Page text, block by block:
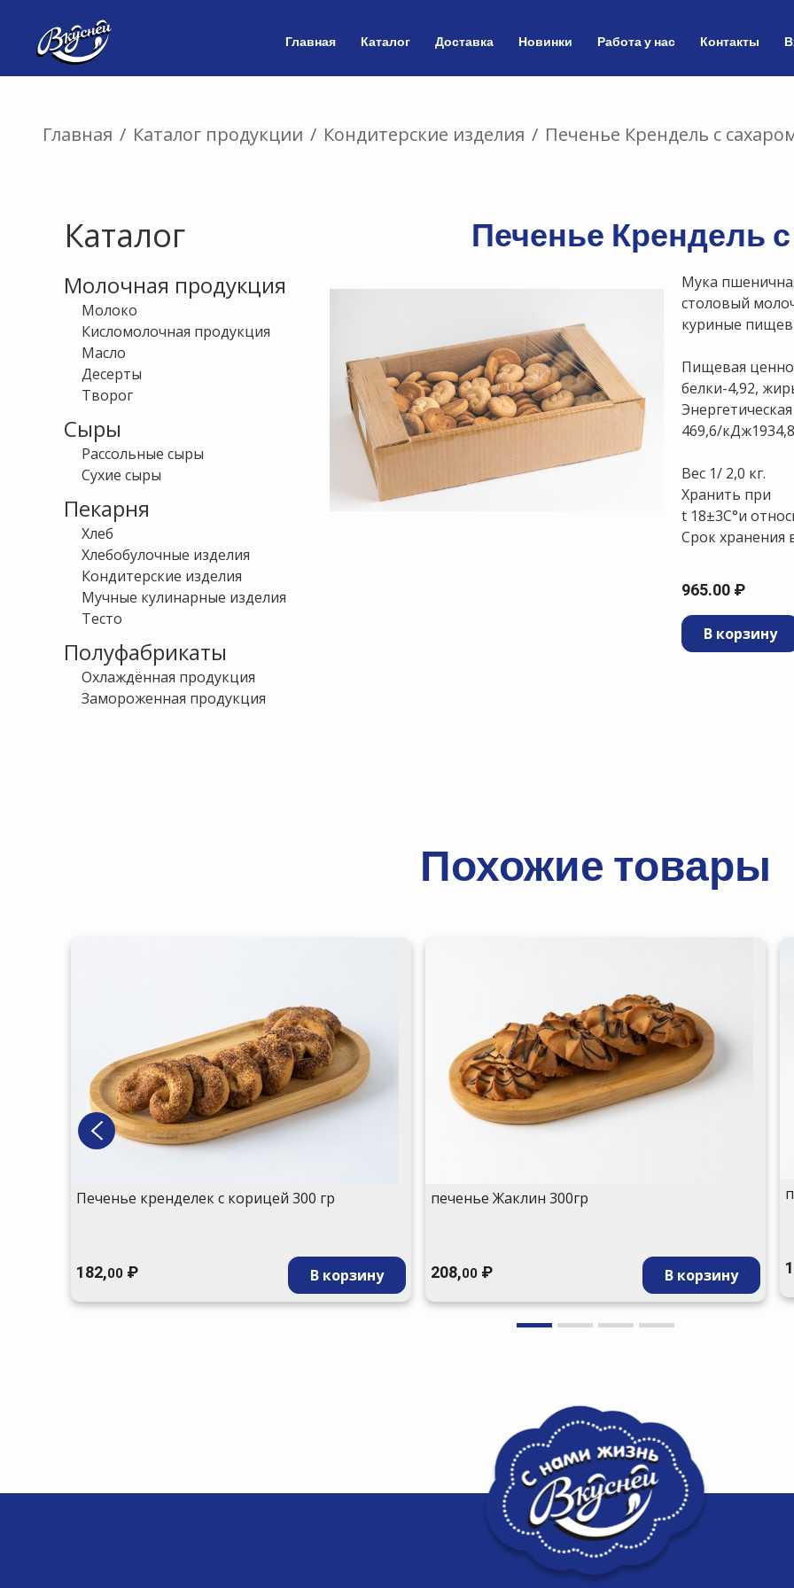
Главная Каталог Доставка Новинки Работа у нас Контакты
Главная / Каталог продукции / Кондитерские изделия / Печенье Крендель с
Каталог
Молочная продукция
Молоко
Кисломолочная продукция
Масло
Десерты
Творог
Сыры
Рассольные сыры
Сухие сыры
Пекарня
Хлеб
Хлебобулочные изделия
Кондитерские изделия
Мучные кулинарные изделия
Тесто
Полуфабрикаты
Охлаждённая продукция
Замороженная продукция
Печенье Крендель
Мука
столовый
куриные
Пищевая
белки-4,92,
469,6/кДж1934,8
Вес 1/ 2,0 кг.
Хранить при
t 18±3С°и
Срок хранения
965.00 ₽
В корзину
Похожие товары
Печенье кренделек с корицей 300 гр
182,00 ₽ В корзину
печенье Жаклин 300гр
208,00 ₽ В корзину